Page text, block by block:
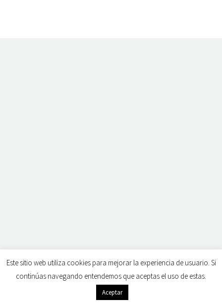
Este sitio web utiliza cookies para mejorar la experiencia de usuario. Si
continúas navegando entendemos que aceptas el uso de estas.
Aceptar